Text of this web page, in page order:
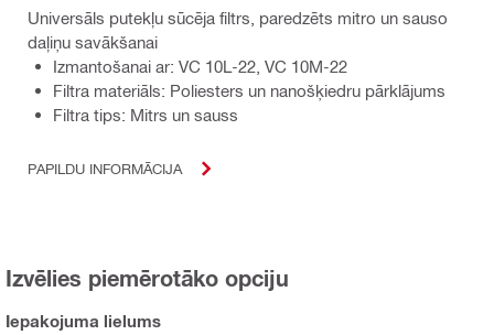
Universāls putekļu sūcēja filtrs, paredzēts mitro un sauso
daļiņu savākšanai
Izmantošanai ar: VC 10L-22, VC 10M-22
Filtra materiāls: Poliesters un nanošķiedru pārklājums
Filtra tips: Mitrs un sauss
PAPILDU INFORMĀCIJA
Izvēlies piemērotāko opciju
Iepakojuma lielums